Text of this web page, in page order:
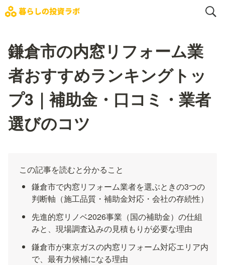
鎌倉市の内窓リフォーム業
者おすすめランキングトッ
プ3｜補助金・口コミ・業者
選びのコツ
この記事を読むと分かること
鎌倉市で内窓リフォーム業者を選ぶときの3つの
判断軸（施工品質・補助金対応・会社の存続性）
先進的窓リノベ2026事業（国の補助金）の仕組
みと、現場調査込みの見積もりが必要な理由
鎌倉市が東京ガスの内窓リフォーム対応エリア内
で、最有力候補になる理由